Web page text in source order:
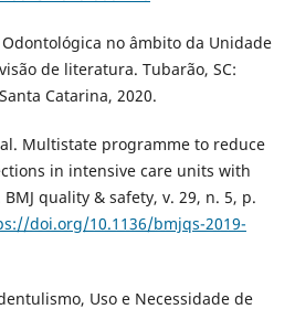
Odontológica no âmbito da Unidade
de literatura. Tubarão, SC:
Catarina, 2020.
al. Multistate programme to reduce
in intensive care units with
quality & safety, v. 29, n. 5, p.
doi.org/10.1136/bmjqs-2019-
Uso e Necessidade de